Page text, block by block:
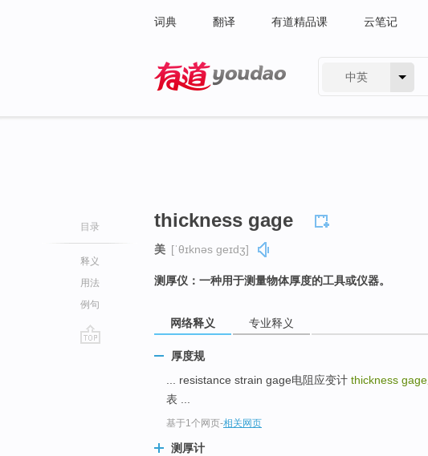
词典 翻译 有道精品课 云笔记
中英
目录
释义
用法
例句
thickness gage
美 [ˈθɪknəs ɡeɪdʒ]
测厚仪：一种用于测量物体厚度的工具或仪器。
网络释义 专业释义
厚度规
... resistance strain gage电阻应变计 thickness gage
表 ...
基于1个网页-相关网页
测厚计